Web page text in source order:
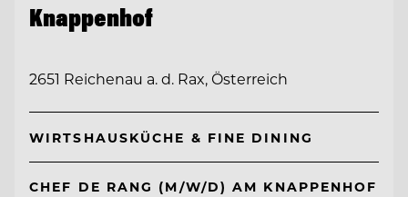
Knappenhof
2651 Reichenau a. d. Rax, Österreich
WIRTSHAUSKÜCHE & FINE DINING
CHEF DE RANG (M/W/D) AM KNAPPENHOF